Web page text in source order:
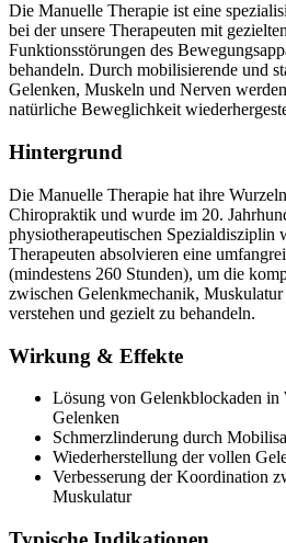
Die Manuelle Therapie ist eine
bei der unsere Therapeuten mit
Funktionsstörungen des
behandeln. Durch mobilisierende und
Gelenken, Muskeln und Nerven
natürliche Beweglichkeit
Hintergrund
Die Manuelle Therapie hat ihre
Chiropraktik und wurde im 20.
physiotherapeutischen Spezialdisziplin
Therapeuten absolvieren eine
(mindestens 260 Stunden), um die
zwischen Gelenkmechanik,
verstehen und gezielt zu behandeln.
Wirkung & Effekte
Lösung von Gelenkblockaden in
Gelenken
Schmerzlinderung durch
Wiederherstellung der vollen
Verbesserung der Koordination
Muskulatur